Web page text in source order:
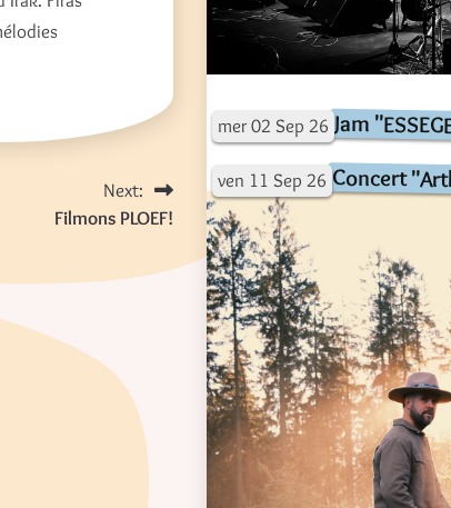
Next:
Filmons PLOEF!
mer 02 Sep 26 Jam
ven 11 Sep 26 Concert